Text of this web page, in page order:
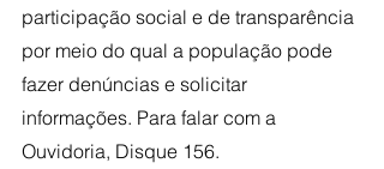
participação social e de transparência
por meio do qual a população pode
fazer denúncias e solicitar
informações. Para falar com a
Ouvidoria, Disque 156.